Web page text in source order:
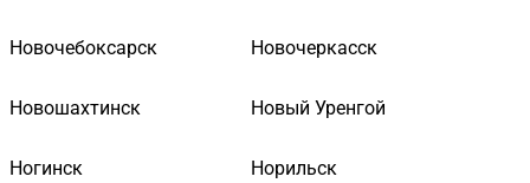
Новочебоксарск Новочеркасск
Новошахтинск Новый Уренгой
Ногинск Норильск